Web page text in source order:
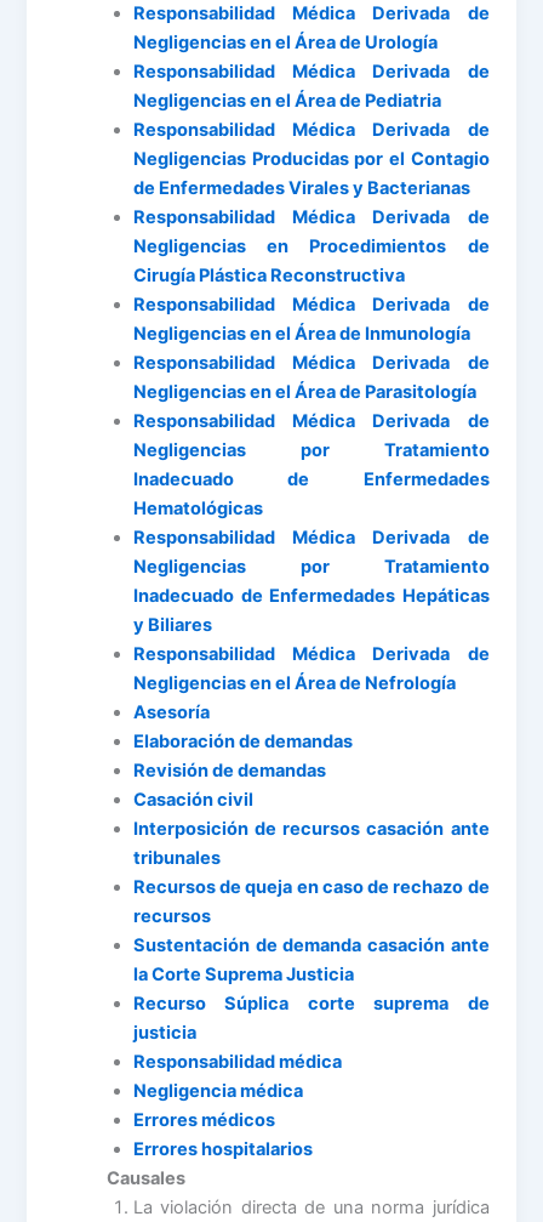
Responsabilidad Médica Derivada de
Negligencias en el Área de Urología
Responsabilidad Médica Derivada de
Negligencias en el Área de Pediatria
Responsabilidad Médica Derivada de
Negligencias Producidas por el Contagio
de Enfermedades Virales y Bacterianas
Responsabilidad Médica Derivada de
Negligencias en Procedimientos de
Cirugía Plástica Reconstructiva
Responsabilidad Médica Derivada de
Negligencias en el Área de Inmunología
Responsabilidad Médica Derivada de
Negligencias en el Área de Parasitología
Responsabilidad Médica Derivada de
Negligencias por Tratamiento
Inadecuado de Enfermedades
Hematológicas
Responsabilidad Médica Derivada de
Negligencias por Tratamiento
Inadecuado de Enfermedades Hepáticas
y Biliares
Responsabilidad Médica Derivada de
Negligencias en el Área de Nefrología
Asesoría
Elaboración de demandas
Revisión de demandas
Casación civil
Interposición de recursos casación ante
tribunales
Recursos de queja en caso de rechazo de
recursos
Sustentación de demanda casación ante
la Corte Suprema Justicia
Recurso Súplica corte suprema de
justicia
Responsabilidad médica
Negligencia médica
Errores médicos
Errores hospitalarios
Causales
La violación directa de una norma jurídica